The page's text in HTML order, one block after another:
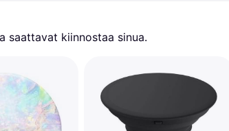
saattavat kiinnostaa sinua.